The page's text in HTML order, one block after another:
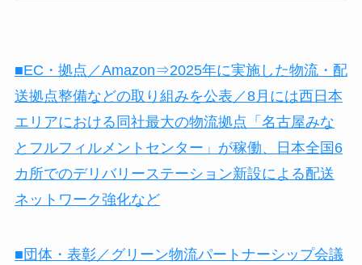
■EC・拠点／Amazon⇒2025年に実施した物流・配
送拠点整備などの取り組みを公表／8月には西日本
エリアにおける同社最大の物流拠点「名古屋みな
とフルフィルメントセンター」が稼働、日本全国6
カ所でのデリバリーステーション新設による配送
ネットワーク強化など
■団体・表彰／グリーン物流パートナーシップ会議